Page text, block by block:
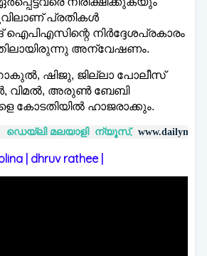
പ്രതികൾ
നിർദ്ദേശപ്രകാരം
അന്വേഷണം.
ഷിജു, ജില്ലാ പോലീസ്
വിമൽ, അരുൺ ബേബി
കോടതിയിൽ ഹാജരാക്കും.
ന്യൂസ്, www.dailymalayaly.com
| dhruv rathee |